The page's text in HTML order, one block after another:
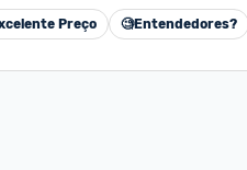
Preço 🧐Entendedores?